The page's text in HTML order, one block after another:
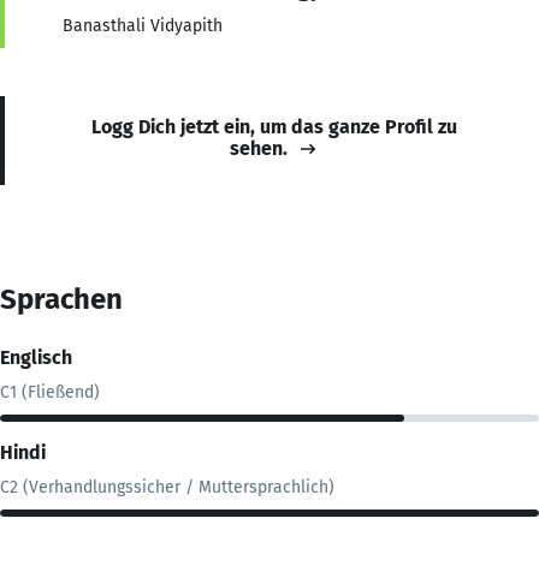
Banasthali Vidyapith
Logg Dich jetzt ein, um das ganze Profil zu
sehen.
Sprachen
Englisch
C1 (Fließend)
Hindi
C2 (Verhandlungssicher / Muttersprachlich)